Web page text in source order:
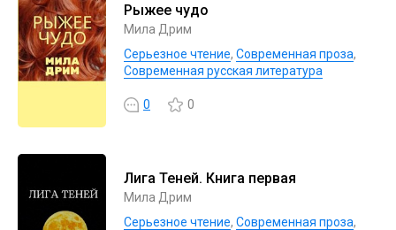
Рыжее чудо
Мила Дрим
Серьезное чтение, Современная проза,
Современная русская литература
0 0
Лига Теней. Книга первая
Мила Дрим
Серьезное чтение, Современная проза,